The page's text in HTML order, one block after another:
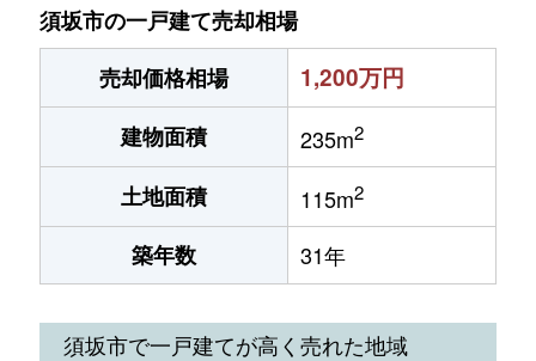
須坂市の一戸建て売却相場
売却価格相場
1,200万円
建物面積 235m2
土地面積 115m2
築年数 31年
須坂市で一戸建てが高く売れた地域